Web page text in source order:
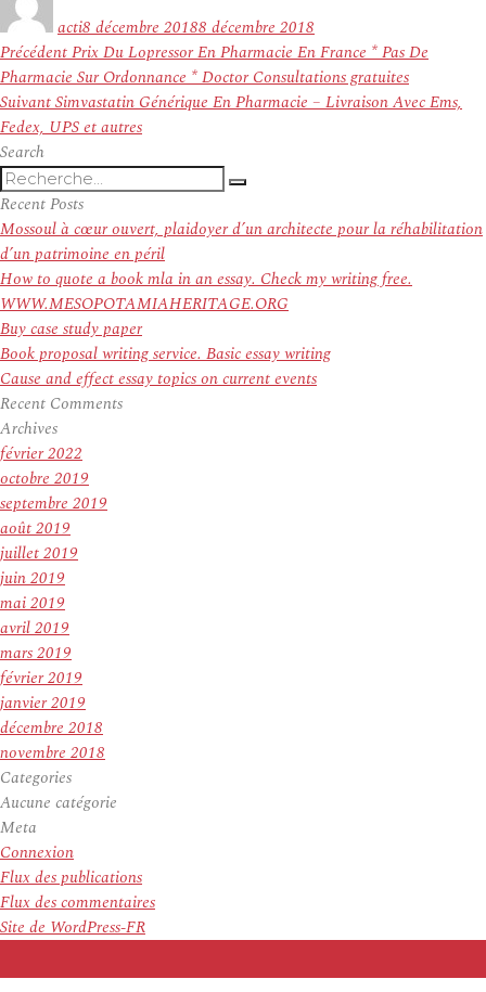
actile
8 décembre 20188 décembre 2018
Navigation
de
l’article
PrécédentArticle
précédent :
Prix Du Lopressor En Pharmacie En France * Pas De
Pharmacie Sur Ordonnance * Doctor Consultations gratuites
SuivantArticle
suivant :
Simvastatin Générique En Pharmacie – Livraison Avec Ems,
Fedex, UPS et autres
Search
Recherche
pour
:
Recherche
Recent Posts
Mossoul à cœur ouvert, plaidoyer d’un architecte pour la réhabilitation
d’un patrimoine en péril
How to quote a book mla in an essay. Check my writing free.
WWW.MESOPOTAMIAHERITAGE.ORG
Buy case study paper
Book proposal writing service. Basic essay writing
Cause and effect essay topics on current events
Recent Comments
Archives
février 2022
octobre 2019
septembre 2019
août 2019
juillet 2019
juin 2019
mai 2019
avril 2019
mars 2019
février 2019
janvier 2019
décembre 2018
novembre 2018
Categories
Aucune catégorie
Meta
Connexion
Flux des publications
Flux des commentaires
Site de WordPress-FR